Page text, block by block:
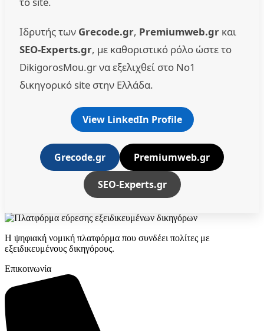
Ιδρυτής των Grecode.gr, Premiumweb.gr και
SEO-Experts.gr, με καθοριστικό ρόλο ώστε το
DikigorosMou.gr να εξελιχθεί στο No1
δικηγορικό site στην Ελλάδα.
View LinkedIn Profile
Grecode.gr Premiumweb.gr
SEO-Experts.gr
Η ψηφιακή νομική πλατφόρμα που συνδέει πολίτες με
εξειδικευμένους δικηγόρους.
Επικοινωνία